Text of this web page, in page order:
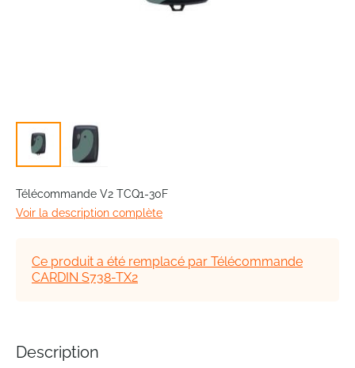
to
the
beginning
images
gallery
Télécommande V2 TCQ1-30F
Voir la description complète
Ce produit a été remplacé par Télécommande
CARDIN S738-TX2
Description